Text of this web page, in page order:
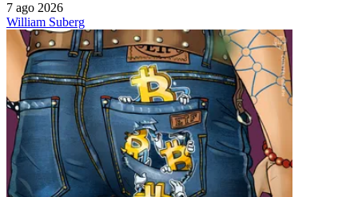
7 ago 2026
William Suberg